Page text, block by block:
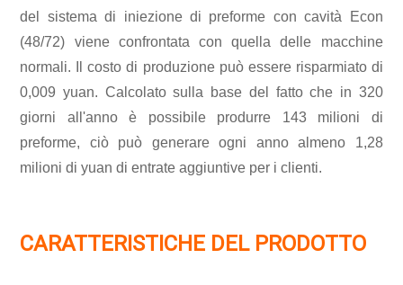
del sistema di iniezione di preforme con cavità Econ
(48/72) viene confrontata con quella delle macchine
normali. Il costo di produzione può essere risparmiato di
0,009 yuan. Calcolato sulla base del fatto che in 320
giorni all'anno è possibile produrre 143 milioni di
preforme, ciò può generare ogni anno almeno 1,28
milioni di yuan di entrate aggiuntive per i clienti.
CARATTERISTICHE DEL PRODOTTO